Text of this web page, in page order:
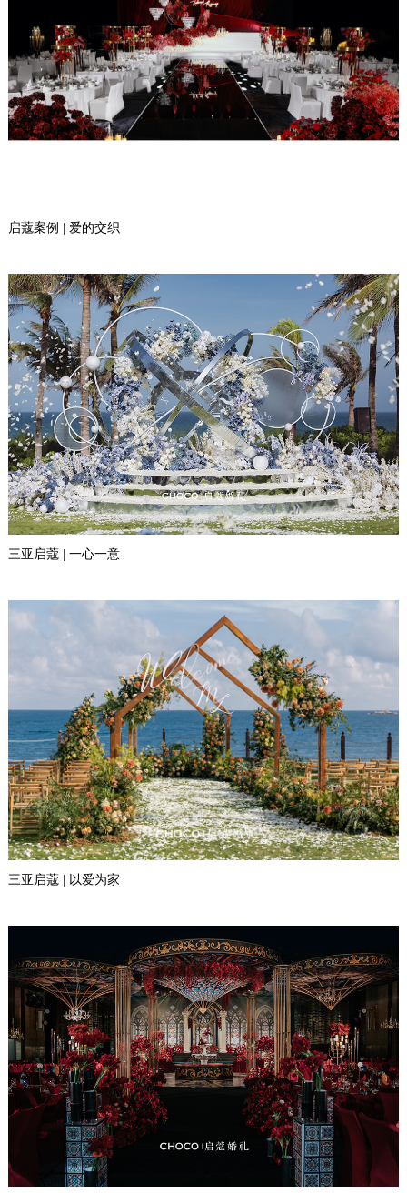
启蔻案例 | 爱的交织
三亚启蔻 | 一心一意
三亚启蔻 | 以爱为家